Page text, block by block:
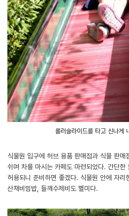
롤러슬라이드를 타고 신나게
식물원 입구에 허브 용품 판매점과 식물 판매
쉬며 차를 마시는 카페도 마련되었다. 간단한
허용되니 준비하면 좋겠다. 식물원 안에 자리
산채비빔밥, 들깨수제비도 별미다.